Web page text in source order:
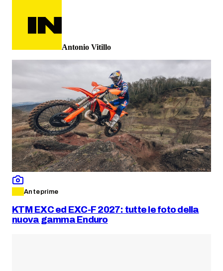
Antonio Vitillo
Anteprime
KTM EXC ed EXC-F 2027: tutte le foto della
nuova gamma Enduro